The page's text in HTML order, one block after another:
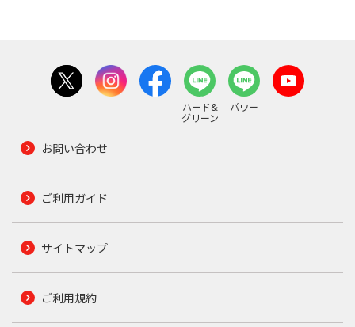
ハード&
グリーン
パワー
お問い合わせ
ご利用ガイド
サイトマップ
ご利用規約